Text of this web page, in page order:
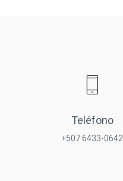
Teléfono
+507 6433-0642